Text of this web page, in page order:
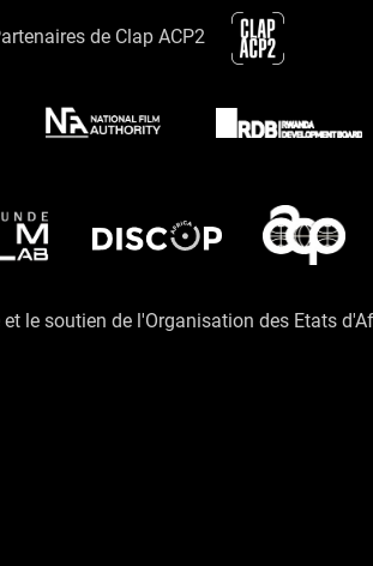
de Clap ACP2
le soutien de l'Organisation des Etats